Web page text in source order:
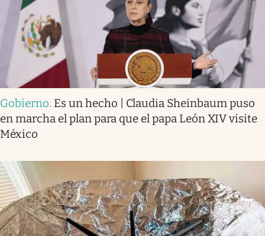
Gobierno. Es un hecho | Claudia Sheinbaum puso
en marcha el plan para que el papa León XIV visite
México